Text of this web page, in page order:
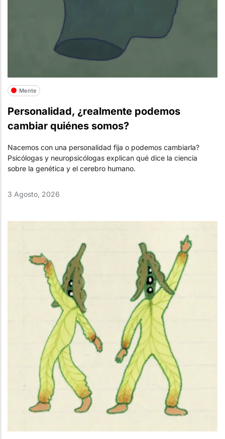
Mente
Personalidad, ¿realmente podemos
cambiar quiénes somos?
Nacemos con una personalidad fija o podemos cambiarla?
Psicólogas y neuropsicólogas explican qué dice la ciencia
sobre la genética y el cerebro humano.
3 Agosto, 2026